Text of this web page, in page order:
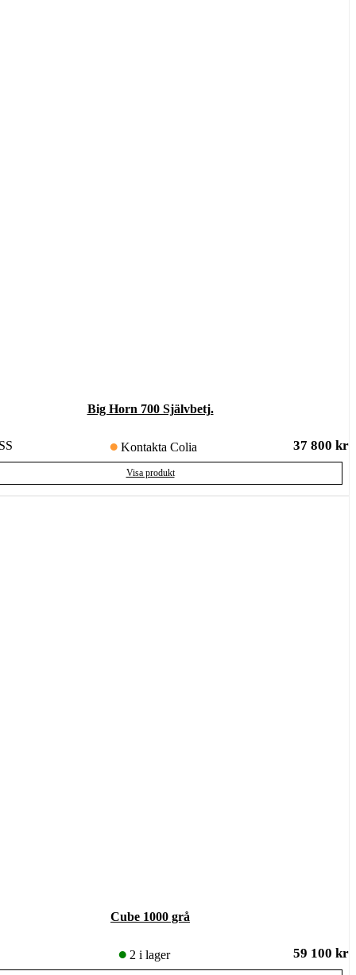
Big Horn 700 Självbetj.
Kontakta Colia 37 800 kr
Visa produkt
Cube 1000 grå
2 i lager 59 100 kr